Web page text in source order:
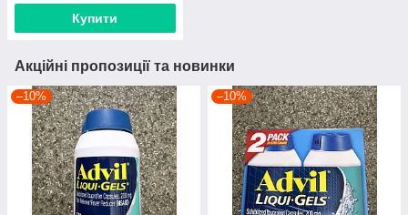
Купити
Акційні пропозиції та новинки
–10% –10%